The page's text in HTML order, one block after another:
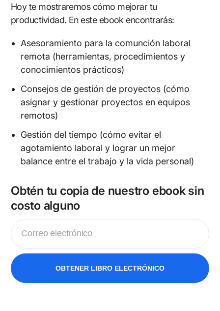
Hoy te mostraremos cómo mejorar tu
productividad. En este ebook encontrarás:
Asesoramiento para la comunción laboral
remota (herramientas, procedimientos y
conocimientos prácticos)
Consejos de gestión de proyectos (cómo
asignar y gestionar proyectos en equipos
remotos)
Gestión del tiempo (cómo evitar el
agotamiento laboral y lograr un mejor
balance entre el trabajo y la vida personal)
Obtén tu copia de nuestro ebook sin
costo alguno
OBTENER LIBRO ELECTRÓNICO